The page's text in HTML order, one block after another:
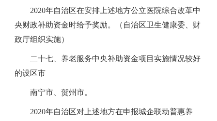
2020年自治区在安排上述地方公立医院综合改革中
央财政补助资金时给予奖励。（自治区卫生健康委、财
政厅组织实施）
二十七、养老服务中央补助资金项目实施情况较好
的设区市
南宁市、贺州市。
2020年自治区对上述地方在申报城企联动普惠养